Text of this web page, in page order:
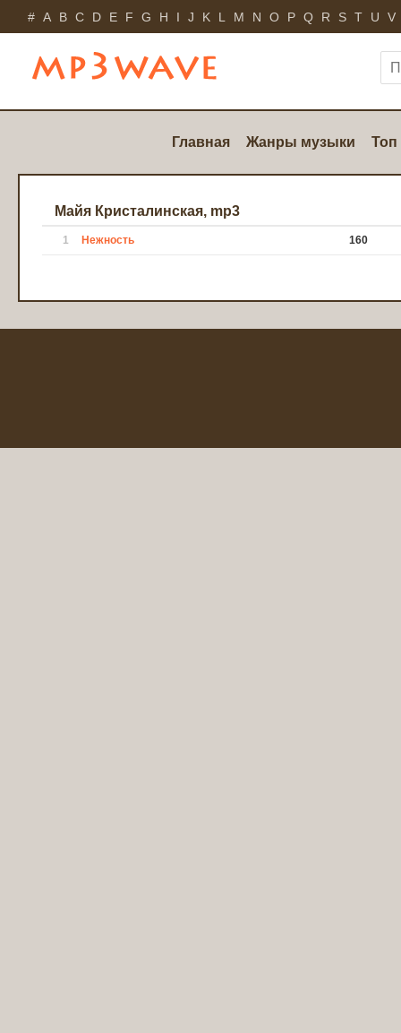
# A B C D E F G H I J K L M N O P Q R S T U V
Главная Жанры музыки Топ
Майя Кристалинская, mp3
1 Нежность 160